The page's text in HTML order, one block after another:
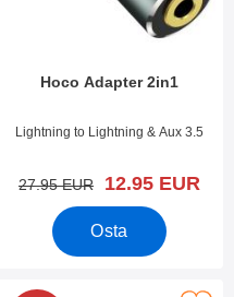
Hoco Adapter 2in1
Tuote.nro 44107
Lightning to Lightning & Aux 3.5
vanha hinta
27.95 EUR uusi hinta
12.95 EUR
Osta